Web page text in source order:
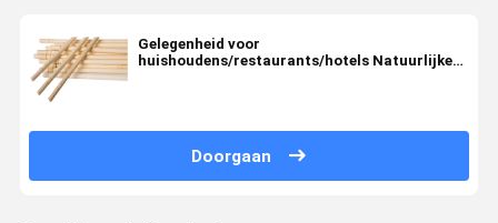
Gelegenheid voor
huishoudens/restaurants/hotels Natuurlijke
Doorgaan